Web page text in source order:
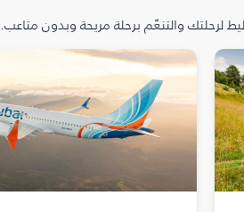
لرحلتك والتنعّم برحلة مريحة وبدون متاعب.